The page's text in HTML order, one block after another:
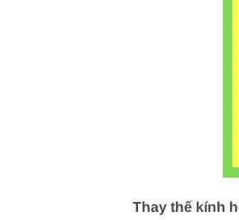
Thay thế kính